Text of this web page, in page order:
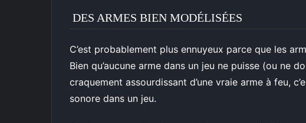
DES ARMES BIEN MODÉLISÉES
C’est probablement plus ennuyeux parce que les
Bien qu’aucune arme dans un jeu ne puisse (ou ne
craquement assourdissant d’une vraie arme à feu,
sonore dans un jeu.